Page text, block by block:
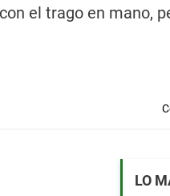
el trago en mano,
LO